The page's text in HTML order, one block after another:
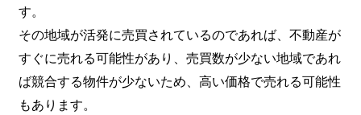
す。
その地域が活発に売買されているのであれば、不動産が
すぐに売れる可能性があり、売買数が少ない地域であれ
ば競合する物件が少ないため、高い価格で売れる可能性
もあります。